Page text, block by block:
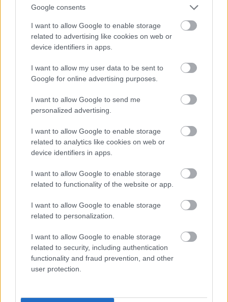
Google consents
I want to allow Google to enable storage
related to advertising like cookies on web or
device identifiers in apps.
I want to allow my user data to be sent to
Google for online advertising purposes.
I want to allow Google to send me
personalized advertising.
I want to allow Google to enable storage
related to analytics like cookies on web or
device identifiers in apps.
I want to allow Google to enable storage
related to functionality of the website or app.
I want to allow Google to enable storage
related to personalization.
I want to allow Google to enable storage
related to security, including authentication
functionality and fraud prevention, and other
user protection.
magyar kisebbségi politizálást roppant
kellemetlenné tevő, Orbán Viktor képmásával
legitimizált, tömeges antiszemita szakirodalom
szlovákiai megjelenésével kapcsolatban
Ajánlott bejegyzések:
Minden szlovák álma: döntetlen az
angolokkal és továbbjutás
vereség
Megerősítve! 2020-ig megépülhet a